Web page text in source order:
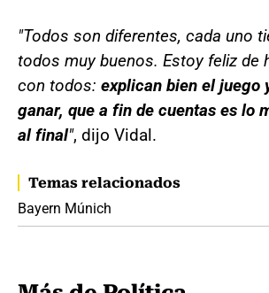
"Todos son diferentes, cada uno
todos muy buenos. Estoy feliz de
con todos: explican bien el juego
ganar, que a fin de cuentas es lo
al final", dijo Vidal.
Temas relacionados
Bayern Múnich